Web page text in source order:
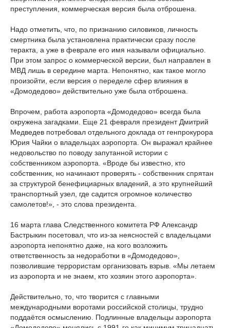
преступления, коммерческая версия была отброшена.
Надо отметить, что, по признанию силовиков, личность
смертника была установлена практически сразу после
теракта, а уже в феврале его имя называли официально.
При этом запрос о коммерческой версии, был направлен в
МВД лишь в середине марта. Непонятно, как такое могло
произойти, если версия о переделе сфер влияния в
«Домодедово» действительно уже была отброшена.
Впрочем, работа аэропорта «Домодедово» всегда была
окружена загадками. Еще 21 февраля президент Дмитрий
Медведев потребовал отдельного доклада от генпрокурора
Юрия Чайки о владельцах аэропорта. Он выражал крайнее
недовольство по поводу запутанной истории с
собственником аэропорта. «Вроде бы известно, кто
собственник, но начинают проверять - собственник спрятан
за структурой бенефициарных владений, а это крупнейший
транспортный узел, где садится огромное количество
самолетов!», - это слова президента.
16 марта глава Следственного комитета РФ Александр
Бастрыкин посетовал, что из-за неясностей с владельцами
аэропорта непонятно даже, на кого возложить
ответственность за недоработки в «Домодедово»,
позволившие террористам организовать взрыв. «Мы летаем
из аэропорта и не знаем, кто хозяин этого аэропорта».
Действительно, то, что творится с главными
международными воротами российской столицы, трудно
поддаётся осмыслению. Подлинные владельцы аэропорта